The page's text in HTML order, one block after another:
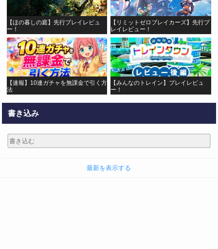
【ほの暮しの庭】先行プレイレビュ
ー！
【リミットゼロブレイカーズ】先行プ
レイレビュー！
【速報】10連ガチャを無課金で引く方
法
【みんなのトレイン】プレイレビュ
ー！
書き込み
最新を表示する